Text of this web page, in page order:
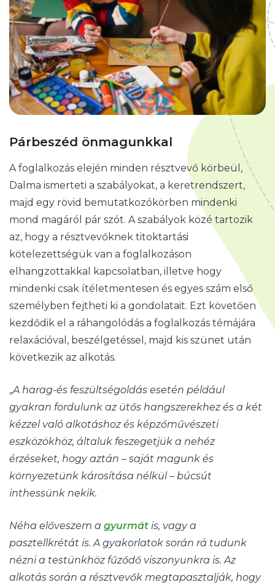
Párbeszéd önmagunkkal
A foglalkozás elején minden résztvevő körbeül,
Dalma ismerteti a szabályokat, a keretrendszert,
majd egy rövid bemutatkozókörben mindenki
mond magáról pár szót. A szabályok közé tartozik
az, hogy a résztvevőknek titoktartási
kötelezettségük van a foglalkozáson
elhangzottakkal kapcsolatban, illetve hogy
mindenki csak ítéletmentesen és egyes szám első
személyben fejtheti ki a gondolatait. Ezt követően
kezdődik el a ráhangolódás a foglalkozás témájára
relaxációval, beszélgetéssel, majd kis szünet után
következik az alkotás.
„A harag-és feszültségoldás esetén például
gyakran fordulunk az ütős hangszerekhez és a két
kézzel való alkotáshoz és képzőművészeti
eszközökhöz, általuk feszegetjük a nehéz
érzéseket, hogy aztán – saját magunk és
környezetünk károsítása nélkül – búcsút
inthessünk nekik.
Néha előveszem a gyurmát is, vagy a
pasztellkrétát is. A gyakorlatok során rá tudunk
nézni a testünkhöz fűződő viszonyunkra is. Az
alkotás során a résztvevők megtapasztalják, hogy